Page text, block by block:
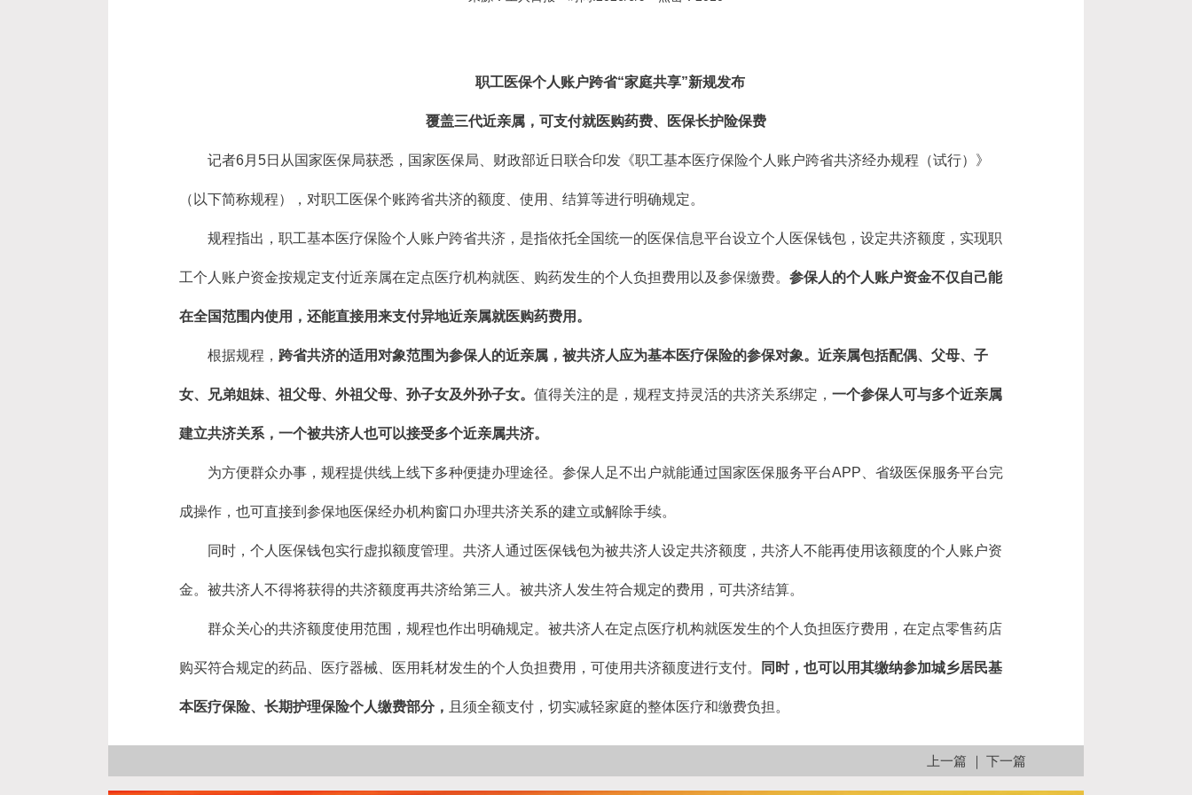
职工医保个人账户跨省“家庭共享”新规发布
覆盖三代近亲属，可支付就医购药费、医保长护险保费
记者6月5日从国家医保局获悉，国家医保局、财政部近日联合印发《职工基本医疗保险个人账户跨省共济经办规程（试行）》
（以下简称规程），对职工医保个账跨省共济的额度、使用、结算等进行明确规定。
规程指出，职工基本医疗保险个人账户跨省共济，是指依托全国统一的医保信息平台设立个人医保钱包，设定共济额度，实现职
工个人账户资金按规定支付近亲属在定点医疗机构就医、购药发生的个人负担费用以及参保缴费。 参保人的个人账户资金不仅自己能
在全国范围内使用，还能直接用来支付异地近亲属就医购药费用。
根据规程， 跨省共济的适用对象范围为参保人的近亲属，被共济人应为基本医疗保险的参保对象。近亲属包括配偶、父母、子
女、兄弟姐妹、祖父母、外祖父母、孙子女及外孙子女。 值得关注的是，规程支持灵活的共济关系绑定， 一个参保人可与多个近亲属
建立共济关系，一个被共济人也可以接受多个近亲属共济。
为方便群众办事，规程提供线上线下多种便捷办理途径。参保人足不出户就能通过国家医保服务平台APP、省级医保服务平台完
成操作，也可直接到参保地医保经办机构窗口办理共济关系的建立或解除手续。
同时，个人医保钱包实行虚拟额度管理。共济人通过医保钱包为被共济人设定共济额度，共济人不能再使用该额度的个人账户资
金。被共济人不得将获得的共济额度再共济给第三人。被共济人发生符合规定的费用，可共济结算。
群众关心的共济额度使用范围，规程也作出明确规定。被共济人在定点医疗机构就医发生的个人负担医疗费用，在定点零售药店
购买符合规定的药品、医疗器械、医用耗材发生的个人负担费用，可使用共济额度进行支付。 同时，也可以用其缴纳参加城乡居民基
本医疗保险、长期护理保险个人缴费部分， 且须全额支付，切实减轻家庭的整体医疗和缴费负担。
上一篇 ｜ 下一篇